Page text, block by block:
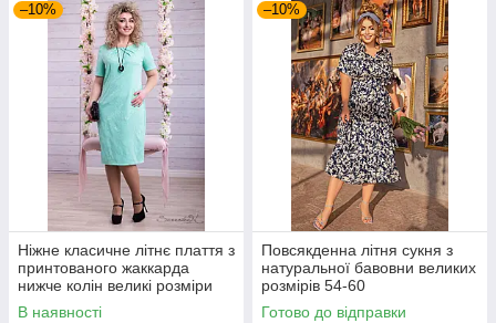
–10%
Ніжне класичне літнє плаття з
принтованого жаккарда
нижче колін великі розміри
48-54
В наявності
–10%
Повсякденна літня сукня з
натуральної бавовни великих
розмірів 54-60
Готово до відправки